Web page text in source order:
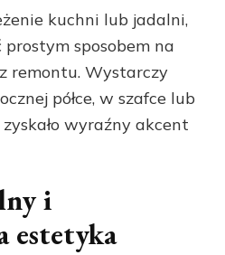
kuchni lub jadalni,
sposobem na
remontu. Wystarczy
półce, w szafce lub
wyraźny akcent
i
estetyka